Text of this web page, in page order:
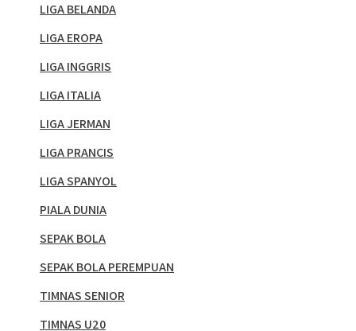
LIGA BELANDA
LIGA EROPA
LIGA INGGRIS
LIGA ITALIA
LIGA JERMAN
LIGA PRANCIS
LIGA SPANYOL
PIALA DUNIA
SEPAK BOLA
SEPAK BOLA PEREMPUAN
TIMNAS SENIOR
TIMNAS U20